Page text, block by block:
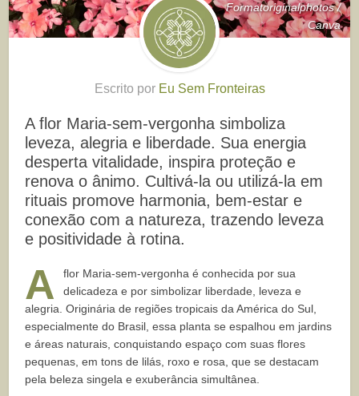
Formatoriginalphotos /
Canva
Escrito por Eu Sem Fronteiras
A flor Maria-sem-vergonha simboliza
leveza, alegria e liberdade. Sua energia
desperta vitalidade, inspira proteção e
renova o ânimo. Cultivá-la ou utilizá-la em
rituais promove harmonia, bem-estar e
conexão com a natureza, trazendo leveza
e positividade à rotina.
A
flor Maria-sem-vergonha é conhecida por sua
delicadeza e por simbolizar liberdade, leveza e
alegria. Originária de regiões tropicais da América do Sul,
especialmente do Brasil, essa planta se espalhou em jardins
e áreas naturais, conquistando espaço com suas flores
pequenas, em tons de lilás, roxo e rosa, que se destacam
pela beleza singela e exuberância simultânea.